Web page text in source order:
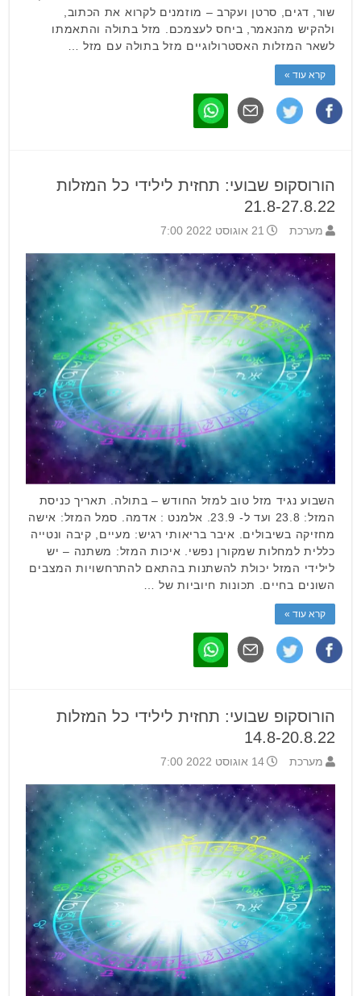
שור, דגים, סרטן ועקרב – מוזמנים לקרוא את הכתוב,
ולהקיש מהנאמר, ביחס לעצמכם. מזל בתולה והתאמתו
לשאר המזלות האסטרולוגיים מזל בתולה עם מזל …
קרא עוד »
הורוסקופ שבועי: תחזית לילידי כל המזלות
21.8-27.8.22
מערכת 21 אוגוסט 2022 7:00
השבוע נגיד מזל טוב למזל החודש – בתולה. תאריך כניסת
המזל: 23.8 ועד ל- 23.9. אלמנט : אדמה. סמל המזל: אישה
מחזיקה בשיבולים. איבר בריאותי רגיש: מעיים, קיבה ונטייה
כללית למחלות שמקורן נפשי. איכות המזל: משתנה – יש
לילידי המזל יכולת להשתנות בהתאם להתרחשויות המצבים
השונים בחיים. תכונות חיוביות של …
קרא עוד »
הורוסקופ שבועי: תחזית לילידי כל המזלות
14.8-20.8.22
מערכת 14 אוגוסט 2022 7:00